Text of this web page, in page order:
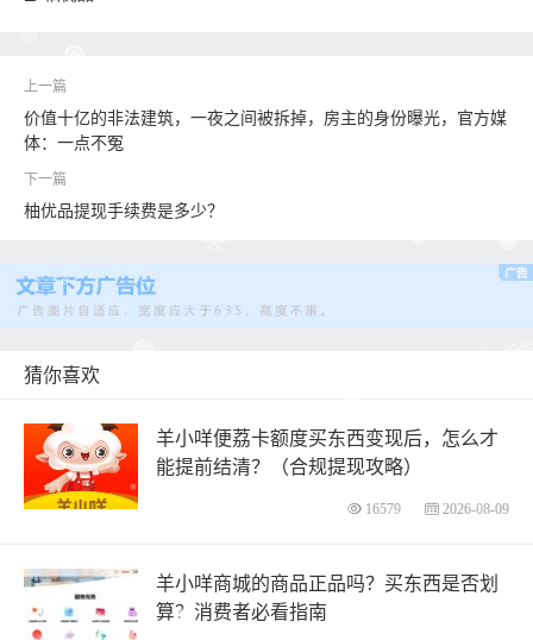
价值十亿的非法建筑，一夜之间被拆掉，房主的身份曝光，官方媒
体：一点不冤
柚优品提现手续费是多少？
猜你喜欢
羊小咩便荔卡额度买东西变现后，怎么才
能提前结清？（合规提现攻略）
16579 2026-08-09
羊小咩商城的商品正品吗？买东西是否划
算？消费者必看指南